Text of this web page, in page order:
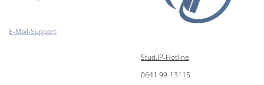
E-Mail-Support
Stud.IP-Hotline
0641 99-13115